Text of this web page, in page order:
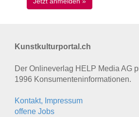
Kunstkulturportal.ch
Der Onlineverlag HELP Media AG
1996 Konsumenten­informationen.
Kontakt, Impressum
offene Jobs